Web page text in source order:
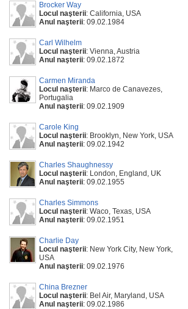
Brocker Way
Locul naşterii: California, USA
Anul naşterii: 09.02.1984
Carl Wilhelm
Locul naşterii: Vienna, Austria
Anul naşterii: 09.02.1872
Carmen Miranda
Locul naşterii: Marco de Canavezes,
Portugalia
Anul naşterii: 09.02.1909
Carole King
Locul naşterii: Brooklyn, New York, USA
Anul naşterii: 09.02.1942
Charles Shaughnessy
Locul naşterii: London, England, UK
Anul naşterii: 09.02.1955
Charles Simmons
Locul naşterii: Waco, Texas, USA
Anul naşterii: 09.02.1951
Charlie Day
Locul naşterii: New York City, New York,
USA
Anul naşterii: 09.02.1976
China Brezner
Locul naşterii: Bel Air, Maryland, USA
Anul naşterii: 09.02.1986